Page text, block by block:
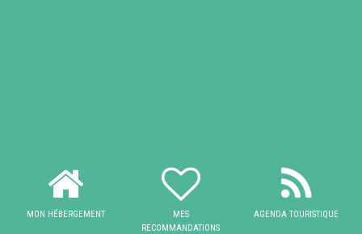
MON HÉBERGEMENT
MES
RECOMMANDATIONS
AGENDA TOURISTIQUE